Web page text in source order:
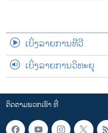
ເບິ່ງລາຍການທີວີ
ເບິ່ງລາຍການວິທະຍຸ
ຕິດຕາມພວກເຮົາ ທີ່